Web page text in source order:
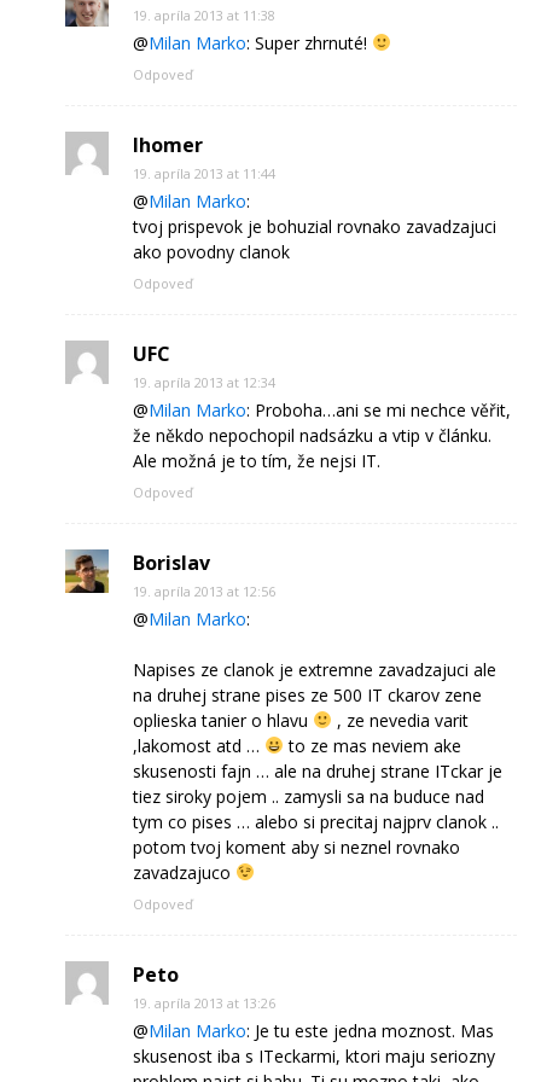
19. apríla 2013 at 11:38
@Milan Marko: Super zhrnuté!
Odpoveď
lhomer
19. apríla 2013 at 11:44
@Milan Marko:
tvoj prispevok je bohuzial rovnako zavadzajuci
ako povodny clanok
Odpoveď
UFC
19. apríla 2013 at 12:34
@Milan Marko: Proboha…ani se mi nechce věřit,
že někdo nepochopil nadsázku a vtip v článku.
Ale možná je to tím, že nejsi IT.
Odpoveď
Borislav
19. apríla 2013 at 12:56
@Milan Marko:
Napises ze clanok je extremne zavadzajuci ale
na druhej strane pises ze 500 IT ckarov zene
oplieska tanier o hlavu
, ze nevedia varit
,lakomost atd …
to ze mas neviem ake
skusenosti fajn … ale na druhej strane ITckar je
tiez siroky pojem .. zamysli sa na buduce nad
tym co pises … alebo si precitaj najprv clanok ..
potom tvoj koment aby si neznel rovnako
zavadzajuco
Odpoveď
Peto
19. apríla 2013 at 13:26
@Milan Marko: Je tu este jedna moznost. Mas
skusenost iba s ITeckarmi, ktori maju seriozny